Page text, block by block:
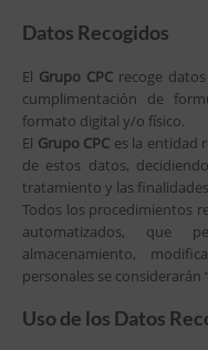
Datos Recogidos
El Grupo CPCrecoge datos
cumplimentación de
formato digital y/o físico.
El Grupo CPC es la entidad
de estos datos,
tratamiento y las
Todos los procedimientos
automatizados, que
almacenamiento,
personales se
Uso de los Datos